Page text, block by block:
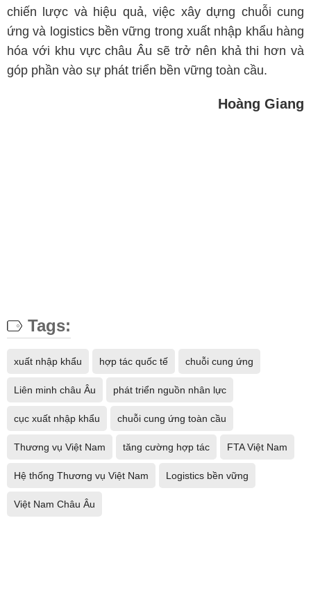
chiến lược và hiệu quả, việc xây dựng chuỗi cung
ứng và logistics bền vững trong xuất nhập khẩu hàng
hóa với khu vực châu Âu sẽ trở nên khả thi hơn và
góp phần vào sự phát triển bền vững toàn cầu.
Hoàng Giang
Tags:
xuất nhập khẩu hợp tác quốc tế chuỗi cung ứng
Liên minh châu Âu phát triển nguồn nhân lực
cục xuất nhập khẩu chuỗi cung ứng toàn cầu
Thương vụ Việt Nam tăng cường hợp tác FTA Việt Nam
Hệ thống Thương vụ Việt Nam Logistics bền vững
Việt Nam Châu Âu